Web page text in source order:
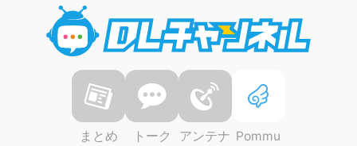
まとめ トーク アンテナ Pommu